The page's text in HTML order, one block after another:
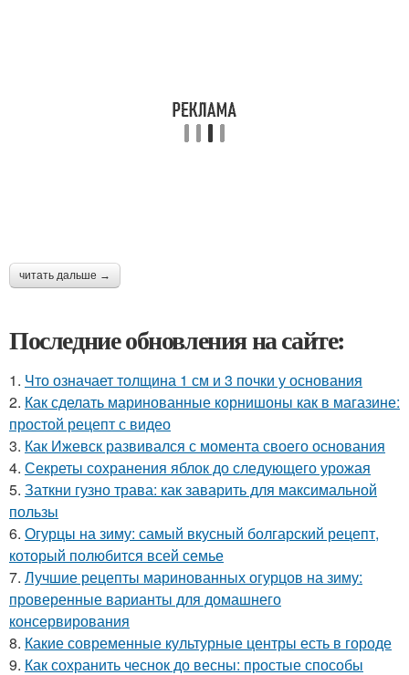
читать дальше →
Последние обновления на сайте:
1. Что означает толщина 1 см и 3 почки у основания
2. Как сделать маринованные корнишоны как в магазине:
простой рецепт с видео
3. Как Ижевск развивался с момента своего основания
4. Секреты сохранения яблок до следующего урожая
5. Заткни гузно трава: как заварить для максимальной
пользы
6. Огурцы на зиму: самый вкусный болгарский рецепт,
который полюбится всей семье
7. Лучшие рецепты маринованных огурцов на зиму:
проверенные варианты для домашнего
консервирования
8. Какие современные культурные центры есть в городе
9. Как сохранить чеснок до весны: простые способы